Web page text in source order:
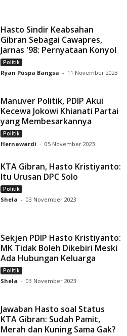
Hasto Sindir Keabsahan
Gibran Sebagai Cawapres,
Jarnas '98: Pernyataan Konyol
Politik
Ryan Puspa Bangsa - 11 November 2023
Manuver Politik, PDIP Akui
Kecewa Jokowi Khianati Partai
yang Membesarkannya
Politik
Hernawardi - 05 November 2023
KTA Gibran, Hasto Kristiyanto:
Itu Urusan DPC Solo
Politik
Shela - 03 November 2023
Sekjen PDIP Hasto Kristiyanto:
MK Tidak Boleh Dikebiri Meski
Ada Hubungan Keluarga
Politik
Shela - 03 November 2023
Jawaban Hasto soal Status
KTA Gibran: Sudah Pamit,
Merah dan Kuning Sama Gak?